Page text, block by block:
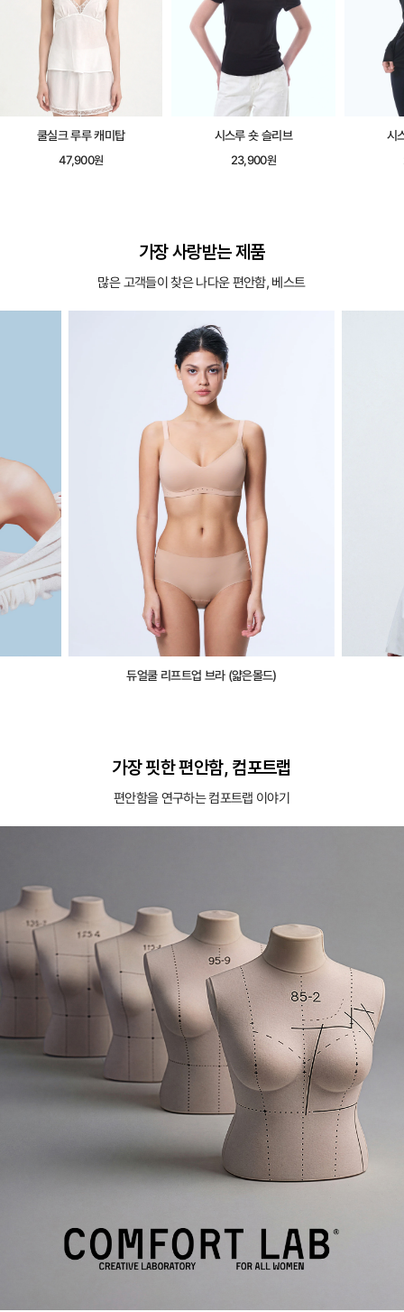
쿨실크 루루 캐미탑
47,900원
시스루 숏 슬리브
23,900원
시
가장 사랑받는 제품
많은 고객들이 찾은 나다운 편안함, 베스트
듀얼쿨 리프트업 브라 (얇은몰드)
가장 핏한 편안함, 컴포트랩
편안함을 연구하는 컴포트랩 이야기